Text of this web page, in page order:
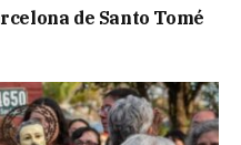
de Santo Tomé